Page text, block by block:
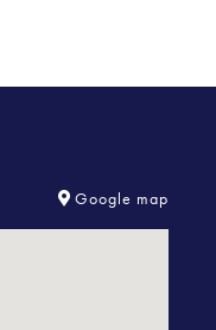
Google map